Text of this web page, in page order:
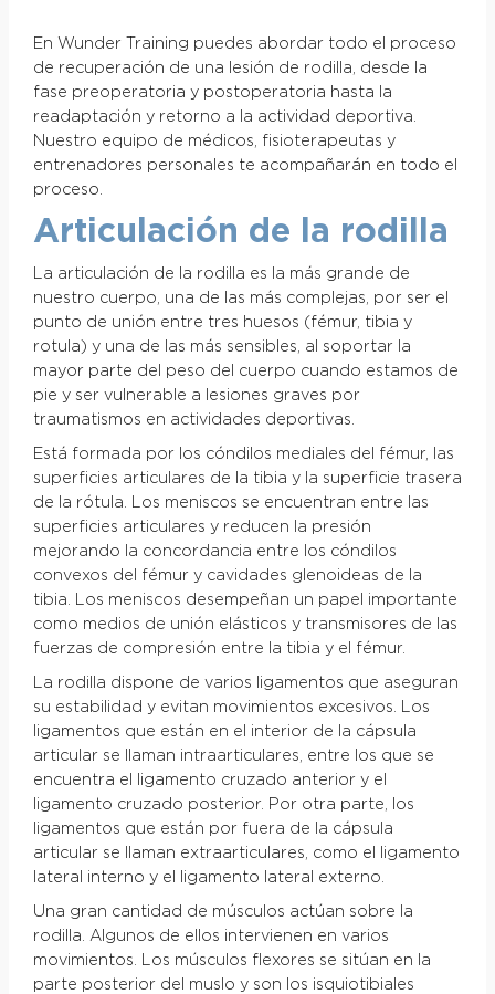
En Wunder Training puedes abordar todo el proceso
de recuperación de una lesión de rodilla, desde la
fase preoperatoria y postoperatoria hasta la
readaptación y retorno a la actividad deportiva.
Nuestro equipo de médicos, fisioterapeutas y
entrenadores personales te acompañarán en todo el
proceso.
Articulación de la rodilla
La articulación de la rodilla es la más grande de
nuestro cuerpo, una de las más complejas, por ser el
punto de unión entre tres huesos (fémur, tibia y
rotula) y una de las más sensibles, al soportar la
mayor parte del peso del cuerpo cuando estamos de
pie y ser vulnerable a lesiones graves por
traumatismos en actividades deportivas.
Está formada por los cóndilos mediales del fémur, las
superficies articulares de la tibia y la superficie trasera
de la rótula. Los meniscos se encuentran entre las
superficies articulares y reducen la presión
mejorando la concordancia entre los cóndilos
convexos del fémur y cavidades glenoideas de la
tibia. Los meniscos desempeñan un papel importante
como medios de unión elásticos y transmisores de las
fuerzas de compresión entre la tibia y el fémur.
La rodilla dispone de varios ligamentos que aseguran
su estabilidad y evitan movimientos excesivos. Los
ligamentos que están en el interior de la cápsula
articular se llaman intraarticulares, entre los que se
encuentra el ligamento cruzado anterior y el
ligamento cruzado posterior. Por otra parte, los
ligamentos que están por fuera de la cápsula
articular se llaman extraarticulares, como el ligamento
lateral interno y el ligamento lateral externo.
Una gran cantidad de músculos actúan sobre la
rodilla. Algunos de ellos intervienen en varios
movimientos. Los músculos flexores se sitúan en la
parte posterior del muslo y son los isquiotibiales